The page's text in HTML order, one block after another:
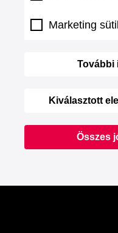
Marketing
További
Kiválasztott
Összes